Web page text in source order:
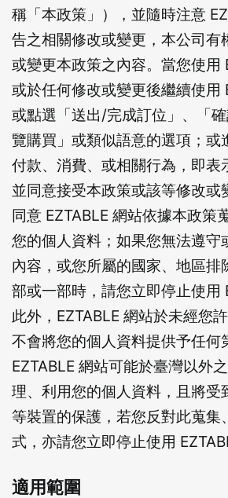
稱「本政策」），並隨時注意
告之相關修改或變更，本公司有
或變更本政策之內容。當您使用
或於任何修改或變更後繼續使用
或點選「送出/完成訂位」、「
覽購買」或類似語意的選項；或
付款、消費、或相關行為，即表
並同意接受本政策或該等修改或
同意 EZTABLE 網站依據本政策
您的個人資料；如果您無法遵守
內容，或您所屬的國家、地區排
部或一部時，請您立即停止使用
此外，EZTABLE 網站於未經您
不會將您的個人資料提供予任何
EZTABLE 網站可能於臺灣以外
理、利用您的個人資料，且將受
等裝置的保護，若您反對此蒐集
式，亦請您立即停止使用
適用範圍